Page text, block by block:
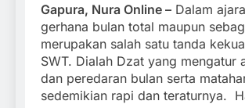
Gapura, Nura Online – Dalam
gerhana bulan total maupun
merupakan salah satu tanda
SWT. Dialah Dzat yang mengatur
dan peredaran bulan serta
sedemikian rapi dan teraturnya.